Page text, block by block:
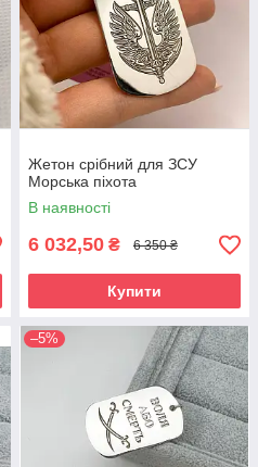
Жетон срібний для ЗСУ
Морська піхота
В наявності
6 032,50 ₴ 6 350 ₴
Купити
–5%